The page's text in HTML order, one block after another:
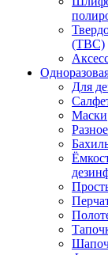
(ТВС)
Для
Маски
Разное